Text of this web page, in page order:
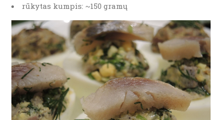
rūkytas kumpis: ~150 gramų